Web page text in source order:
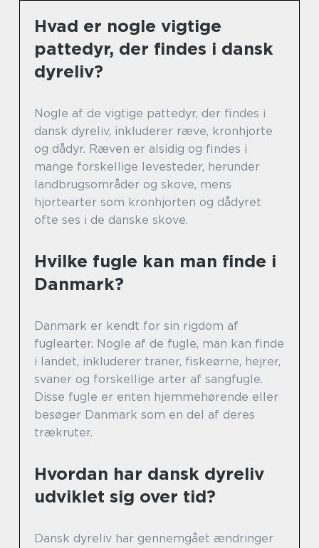
Hvad er nogle vigtige
pattedyr, der findes i dansk
dyreliv?
Nogle af de vigtige pattedyr, der findes i
dansk dyreliv, inkluderer ræve, kronhjorte
og dådyr. Ræven er alsidig og findes i
mange forskellige levesteder, herunder
landbrugsområder og skove, mens
hjortearter som kronhjorten og dådyret
ofte ses i de danske skove.
Hvilke fugle kan man finde i
Danmark?
Danmark er kendt for sin rigdom af
fuglearter. Nogle af de fugle, man kan finde
i landet, inkluderer traner, fiskeørne, hejrer,
svaner og forskellige arter af sangfugle.
Disse fugle er enten hjemmehørende eller
besøger Danmark som en del af deres
trækruter.
Hvordan har dansk dyreliv
udviklet sig over tid?
Dansk dyreliv har gennemgået ændringer